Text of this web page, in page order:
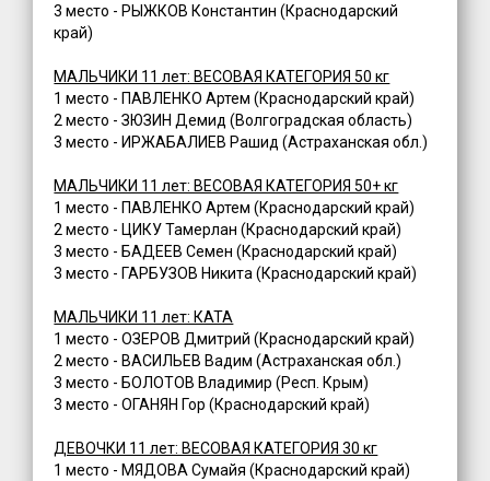
3 место - РЫЖКОВ Константин (Краснодарский
край)
МАЛЬЧИКИ 11 лет: ВЕСОВАЯ КАТЕГОРИЯ 50 кг
1 место - ПАВЛЕНКО Артем (Краснодарский край)
2 место - ЗЮЗИН Демид (Волгоградская область)
3 место - ИРЖАБАЛИЕВ Рашид (Астраханская обл.)
МАЛЬЧИКИ 11 лет: ВЕСОВАЯ КАТЕГОРИЯ 50+ кг
1 место - ПАВЛЕНКО Артем (Краснодарский край)
2 место - ЦИКУ Тамерлан (Краснодарский край)
3 место - БАДЕЕВ Семен (Краснодарский край)
3 место - ГАРБУЗОВ Никита (Краснодарский край)
МАЛЬЧИКИ 11 лет: КАТА
1 место - ОЗЕРОВ Дмитрий (Краснодарский край)
2 место - ВАСИЛЬЕВ Вадим (Астраханская обл.)
3 место - БОЛОТОВ Владимир (Респ. Крым)
3 место - ОГАНЯН Гор (Краснодарский край)
ДЕВОЧКИ 11 лет: ВЕСОВАЯ КАТЕГОРИЯ 30 кг
1 место - МЯДОВА Сумайя (Краснодарский край)